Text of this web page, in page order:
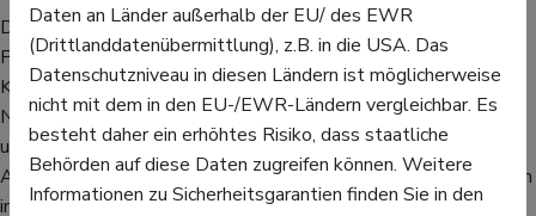
Durch diesen Test ist es bereits viele Jahre vor Ausbruch der
Parkinson-Erkrankung möglich, eine Diagnose für die zukünftige
Krankheit zu erstellen. Doch weil die Gewinnung des
Nervenwassers unangenehm und auch nicht gänzlich
ungefährlich ist, arbeitet ein Forschungsteam der Christian-
Albrechts-Universität Kiel daran, das fehlgefaltete Eiweiß auch
im Blut nachweisen zu können. Sie haben einen blutbasierten
Daten an Länder außerhalb der EU/ des EWR
(Drittlanddatenübermittlung), z.B. in die USA. Das
Datenschutzniveau in diesen Ländern ist möglicherweise
nicht mit dem in den EU-/EWR-Ländern vergleichbar. Es
besteht daher ein erhöhtes Risiko, dass staatliche
Behörden auf diese Daten zugreifen können. Weitere
Informationen zu Sicherheitsgarantien finden Sie in den